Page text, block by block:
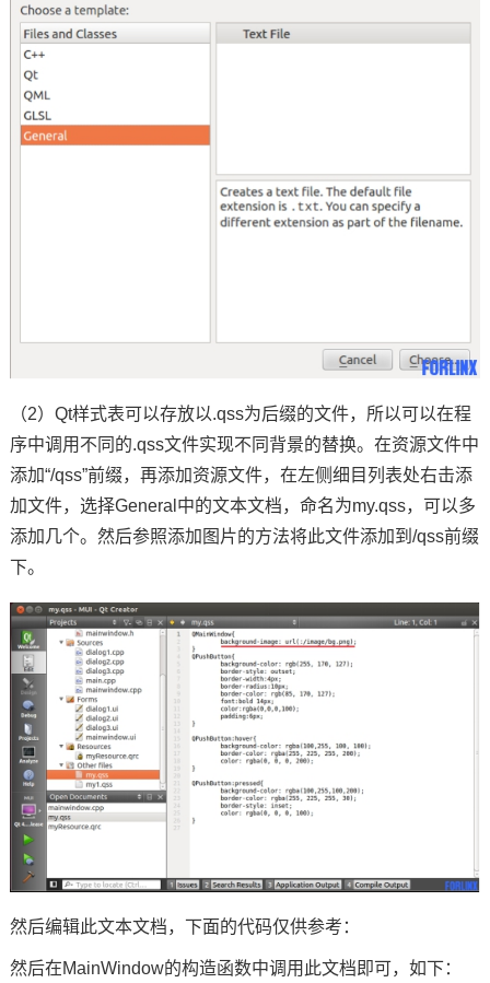
（2）Qt样式表可以存放以.qss为后缀的文件，所以可以在程
序中调用不同的.qss文件实现不同背景的替换。在资源文件中
添加“/qss”前缀，再添加资源文件，在左侧细目列表处右击添
加文件，选择General中的文本文档，命名为my.qss，可以多
添加几个。然后参照添加图片的方法将此文件添加到/qss前缀
下。
然后编辑此文本文档，下面的代码仅供参考：
然后在MainWindow的构造函数中调用此文档即可，如下：